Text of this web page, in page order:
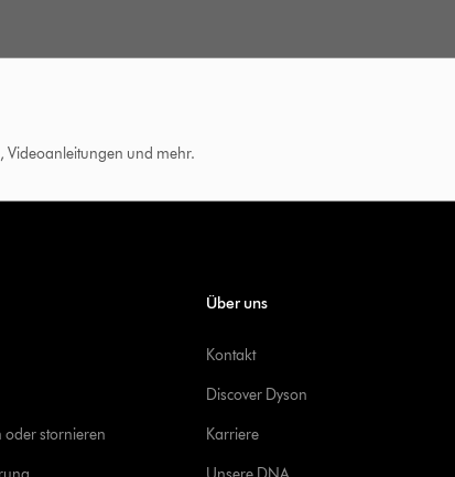
Videoanleitungen und mehr.
oder stornieren
Über uns
Kontakt
Discover Dyson
Karriere